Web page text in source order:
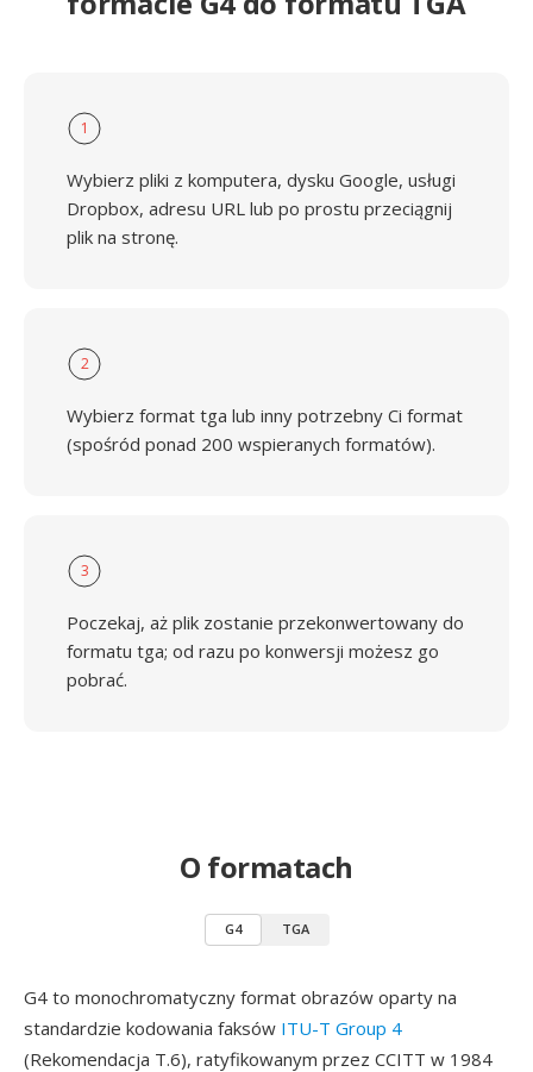
1
Wybierz pliki z komputera, dysku Google, usługi
Dropbox, adresu URL lub po prostu przeciągnij
plik na stronę.
2
Wybierz format tga lub inny potrzebny Ci format
(spośród ponad 200 wspieranych formatów).
3
Poczekaj, aż plik zostanie przekonwertowany do
formatu tga; od razu po konwersji możesz go
pobrać.
O formatach
G4 TGA
G4 to monochromatyczny format obrazów oparty na
standardzie kodowania faksów ITU-T Group 4
(Rekomendacja T.6), ratyfikowanym przez CCITT w 1984